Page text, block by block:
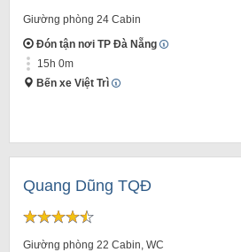
Giường phòng 24 Cabin
Đón tận nơi TP Đà Nẵng
15h 0m
Bến xe Việt Trì
Quang Dũng TQĐ
Giường phòng 22 Cabin, WC